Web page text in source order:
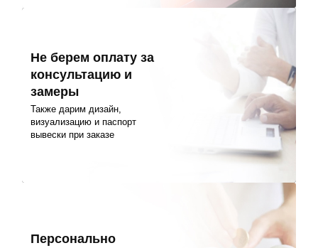
Не берем оплату за
консультацию и
замеры
Также дарим дизайн,
визуализацию и паспорт
вывески при заказе
Персонально